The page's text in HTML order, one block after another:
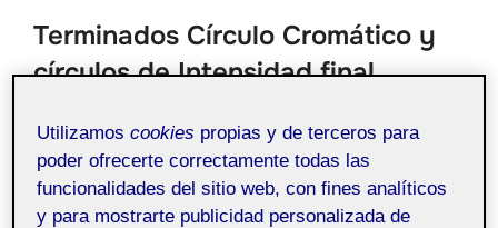
Terminados Círculo Cromático y
círculos de Intensidad final
porCarla Castaño Maidana enPublicado
el
26 octubre,
2022
Utilizamoscookies propias y de terceros para
poder ofrecerte correctamente todas las
funcionalidades del sitio web, con fines analíticos
y para mostrarte publicidad personalizada de